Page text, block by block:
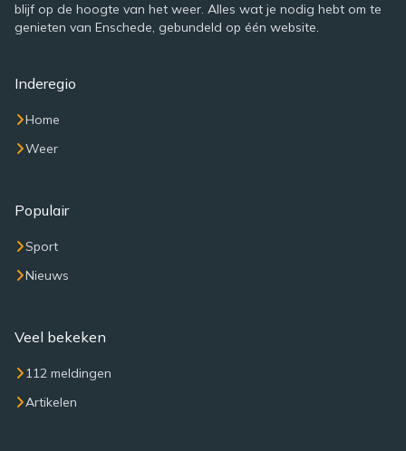
blijf op de hoogte van het weer. Alles wat je nodig hebt om te
genieten van Enschede, gebundeld op één website.
Inderegio
Home
Weer
Populair
Sport
Nieuws
Veel bekeken
112 meldingen
Artikelen